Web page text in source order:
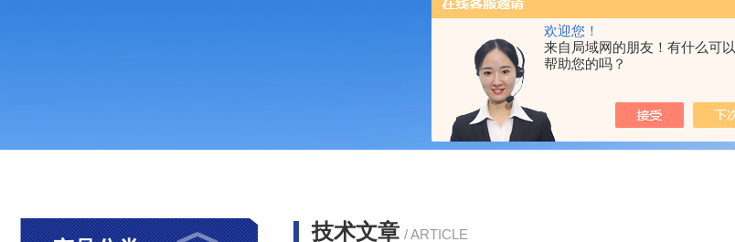
欢迎您！
来自局域网的朋友！有什么可以
帮助您的吗？
技术文章 / ARTICLE